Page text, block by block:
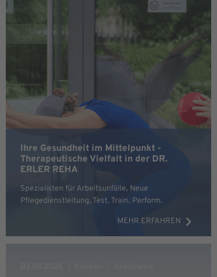
Ihre Gesundheit im Mittelpunkt -
Therapeutische Vielfalt in der DR.
ERLER REHA
Spezialisten für Arbeitsunfälle, Neue
Pflegedienstleitung, Test. Train. Perform.
MEHR ERFAHREN